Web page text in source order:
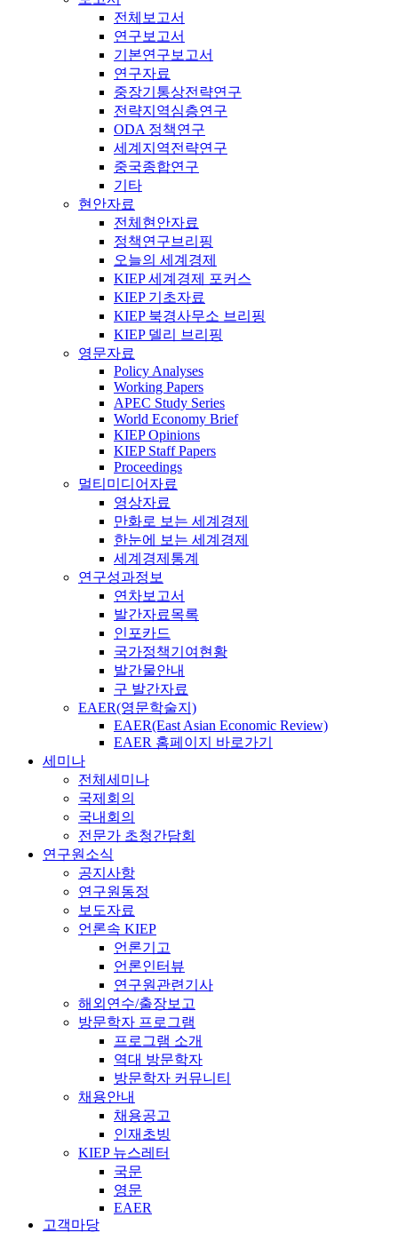
전체보고서
연구보고서
기본연구보고서
연구자료
중장기통상전략연구
전략지역심층연구
ODA 정책연구
세계지역전략연구
중국종합연구
기타
현안자료
전체현안자료
정책연구브리핑
오늘의 세계경제
KIEP 세계경제 포커스
KIEP 기초자료
KIEP 북경사무소 브리핑
KIEP 델리 브리핑
영문자료
Policy Analyses
Working Papers
APEC Study Series
World Economy Brief
KIEP Opinions
KIEP Staff Papers
Proceedings
멀티미디어자료
영상자료
만화로 보는 세계경제
한눈에 보는 세계경제
세계경제통계
연구성과정보
연차보고서
발간자료목록
인포카드
국가정책기여현황
발간물안내
구 발간자료
EAER(영문학술지)
EAER(East Asian Economic Review)
EAER 홈페이지 바로가기
세미나
전체세미나
국제회의
국내회의
전문가 초청간담회
연구원소식
공지사항
연구원동정
보도자료
언론속 KIEP
언론기고
언론인터뷰
연구원관련기사
해외연수/출장보고
방문학자 프로그램
프로그램 소개
역대 방문학자
방문학자 커뮤니티
채용안내
채용공고
인재초빙
KIEP 뉴스레터
국문
영문
EAER
고객마당